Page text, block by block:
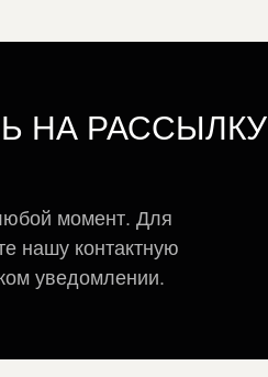
НА РАССЫЛКУ
момент. Для
нашу контактную
уведомлении.